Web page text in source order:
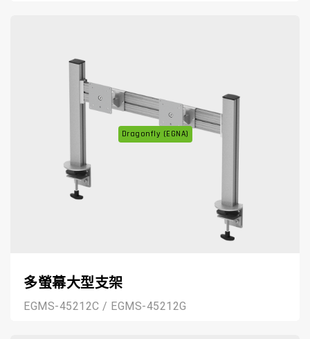
Dragonfly (EGNA)
多螢幕大型支架
EGMS-45212C / EGMS-45212G